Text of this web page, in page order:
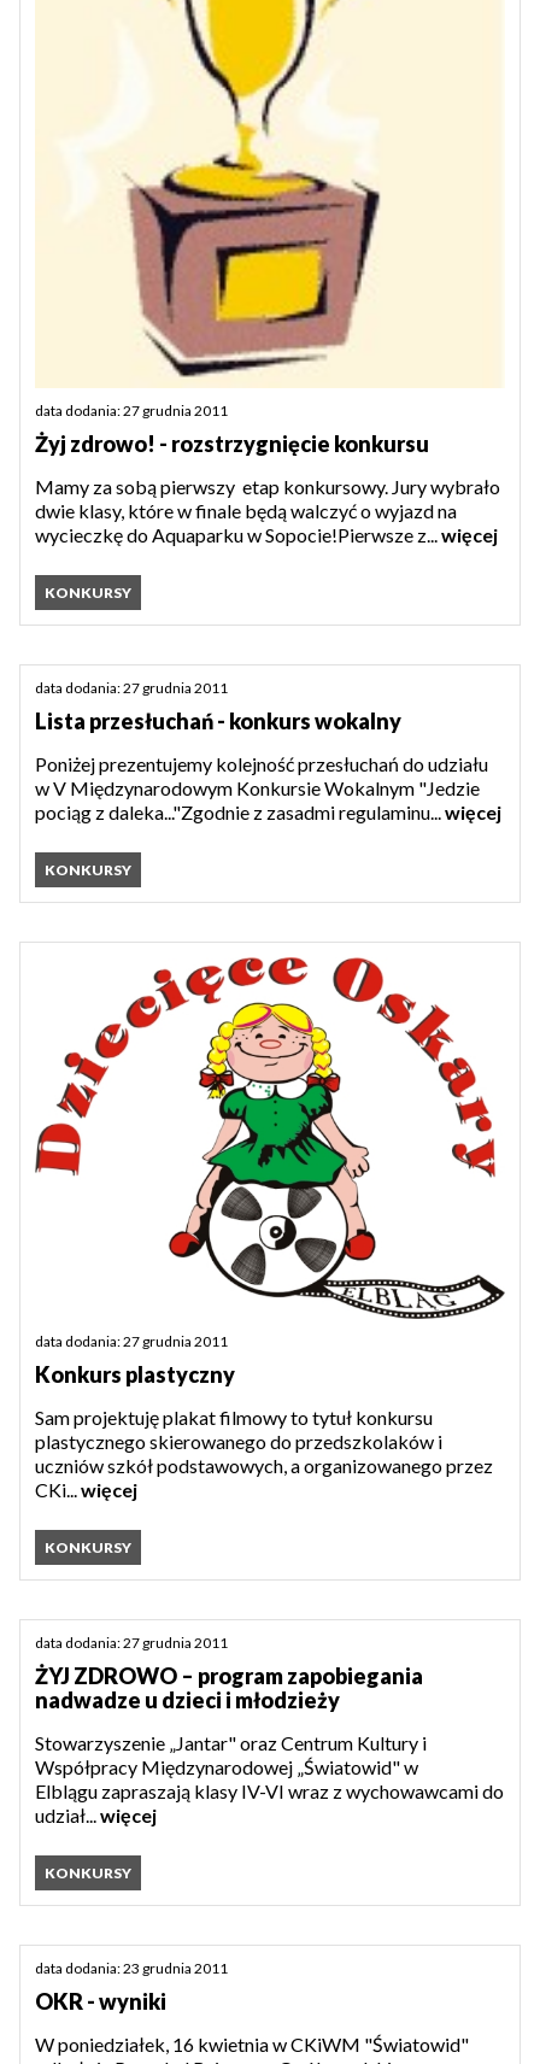
data dodania: 27 grudnia 2011
Żyj zdrowo! - rozstrzygnięcie konkursu
Mamy za sobą pierwszy etap konkursowy. Jury wybrało
dwie klasy, które w finale będą walczyć o wyjazd na
wycieczkę do Aquaparku w Sopocie!Pierwsze z...więcej
KONKURSY
data dodania: 27 grudnia 2011
Lista przesłuchań - konkurs wokalny
Poniżej prezentujemy kolejność przesłuchań do udziału
w V Międzynarodowym Konkursie Wokalnym "Jedzie
pociąg z daleka..."Zgodnie z zasadmi regulaminu...więcej
KONKURSY
data dodania: 27 grudnia 2011
Konkurs plastyczny
Sam projektuję plakat filmowy to tytuł konkursu
plastycznego skierowanego do przedszkolaków i
uczniów szkół podstawowych, a organizowanego przez
CKi... więcej
KONKURSY
data dodania: 27 grudnia 2011
ŻYJ ZDROWO – program zapobiegania
nadwadze u dzieci i młodzieży
Stowarzyszenie „Jantar" oraz Centrum Kultury i
Współpracy Międzynarodowej „Światowid" w
Elblągu zapraszają klasy IV-VI wraz z wychowawcami do
udział... więcej
KONKURSY
data dodania: 23 grudnia 2011
OKR - wyniki
W poniedziałek, 16 kwietnia w CKiWM "Światowid"